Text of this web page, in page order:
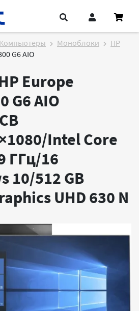
Компьютеры Моноблоки
HP
G6 AIO
Europe
G6 AIO
Intel Core
ГГц/16
10/512 GB
UHD 630 N